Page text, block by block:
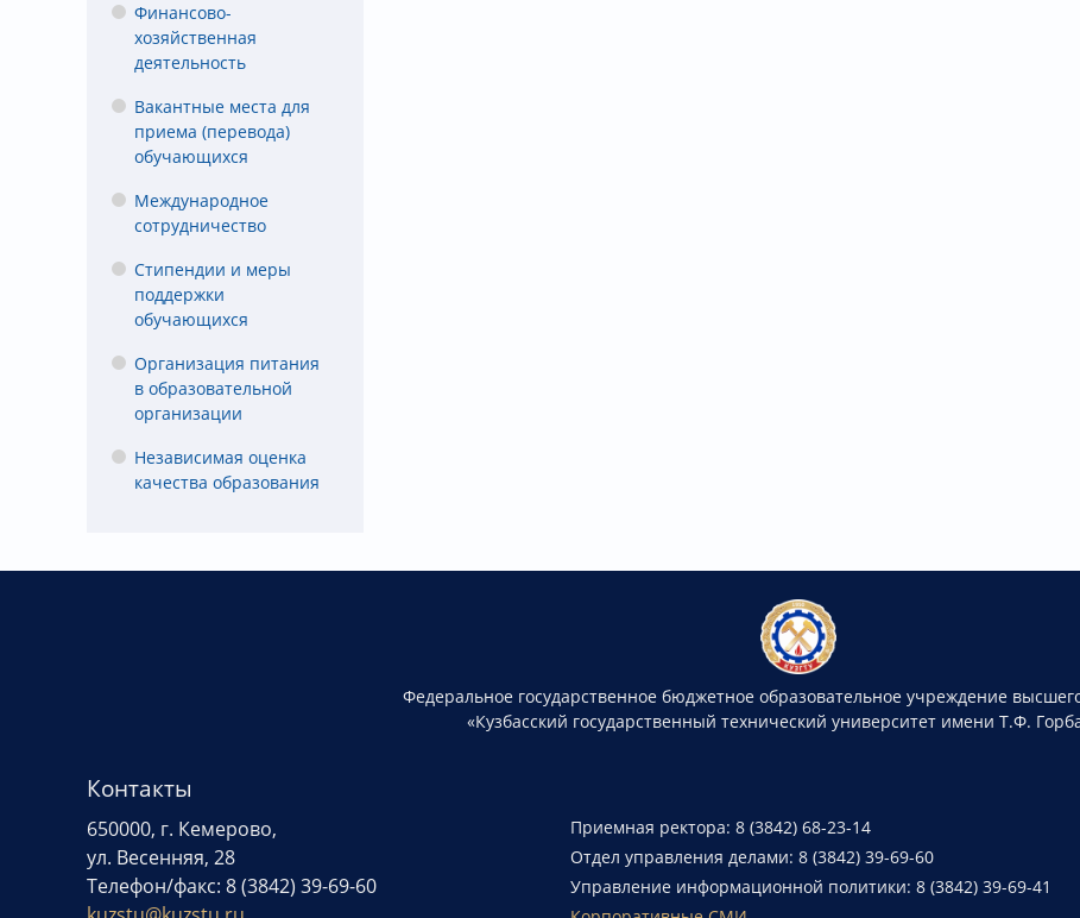
Финансово-
хозяйственная
деятельность
Вакантные места для
приема (перевода)
обучающихся
Международное
сотрудничество
Стипендии и меры
поддержки
обучающихся
Организация питания
в образовательной
организации
Независимая оценка
качества образования
Федеральное государственное бюджетное образовательное учреждение
«Кузбасский государственный технический университет имени Т.Ф.
Контакты
650000, г. Кемерово,
ул. Весенняя, 28
Телефон/факс: 8 (3842) 39-69-60
Приемная ректора: 8 (3842) 68-23-14
Отдел управления делами: 8 (3842) 39-69-60
Управление информационной политики: 8 (3842) 39-69-41